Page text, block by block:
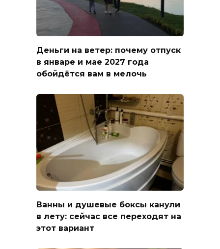
Деньги на ветер: почему отпуск
в январе и мае 2027 года
обойдётся вам в мелочь
Ванны и душевые боксы канули
в лету: сейчас все переходят на
этот вариант